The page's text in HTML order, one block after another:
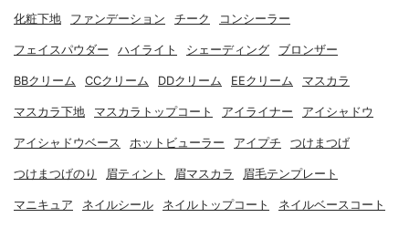
化粧下地 ファンデーション チーク コンシーラー
フェイスパウダー ハイライト シェーディング ブロンザー
BBクリーム CCクリーム DDクリーム EEクリーム マスカラ
マスカラ下地 マスカラトップコート アイライナー アイシャドウ
アイシャドウベース ホットビューラー アイプチ つけまつげ
つけまつげのり 眉ティント 眉マスカラ 眉毛テンプレート
マニキュア ネイルシール ネイルトップコート ネイルベースコート